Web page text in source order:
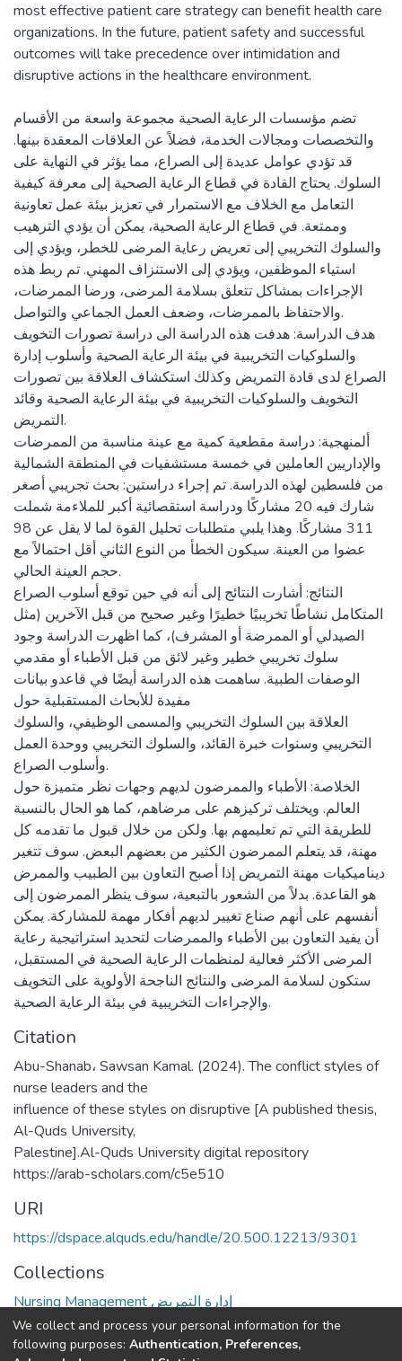
most effective patient care strategy can benefit health care
organizations. In the future, patient safety and successful
outcomes will take precedence over intimidation and
تضم مؤسسات الرعاية الصحية مجموعة واسعة من الأقسام
والتخصصات ومجالات الخدمة، فضلاً عن العلاقات المعقدة بينها.
قد تؤدي عوامل عديدة إلى الصراع، مما يؤثر في النهاية على
السلوك. يحتاج القادة في قطاع الرعاية الصحية إلى معرفة كيفية
التعامل مع الخلاف مع الاستمرار في تعزيز بيئة عمل تعاونية
وممتعة. في قطاع الرعاية الصحية، يمكن أن يؤدي الترهيب
والسلوك التخريبي إلى تعريض رعاية المرضى للخطر، ويؤدي إلى
استياء الموظفين، ويؤدي إلى الاستنزاف المهني. تم ربط هذه
الإجراءات بمشاكل تتعلق بسلامة المرضى، ورضا الممرضات،
والاحتفاظ بالممرضات، وضعف العمل الجماعي والتواصل.
هدف الدراسة: هدفت هذه الدراسة الى دراسة تصورات التخويف
والسلوكيات التخريبية في بيئة الرعاية الصحية وأسلوب إدارة
الصراع لدى قادة التمريض وكذلك استكشاف العلاقة بين تصورات
التخويف والسلوكيات التخريبية في بيئة الرعاية الصحية وقائد
التمريض.
ألمنهجية: دراسة مقطعية كمية مع عينة مناسبة من الممرضات
والإداريين العاملين في خمسة مستشفيات في المنطقة الشمالية
من فلسطين لهذه الدراسة. تم إجراء دراستين: بحث تجريبي أصغر
شارك فيه 20 مشاركًا ودراسة استقصائية أكبر للملاءمة شملت
311 مشاركًا. وهذا يلبي متطلبات تحليل القوة لما لا يقل عن 98
عضوا من العينة. سيكون الخطأ من النوع الثاني أقل احتمالاً مع
حجم العينة الحالي.
النتائج: أشارت النتائج إلى أنه في حين توقع أسلوب الصراع
المتكامل نشاطًا تخريبيًا خطيرًا وغير صحيح من قبل الآخرين (مثل
الصيدلي أو الممرضة أو المشرف)، كما اظهرت الدراسة وجود
سلوك تخريبي خطير وغير لائق من قبل الأطباء أو مقدمي
الوصفات الطبية. ساهمت هذه الدراسة أيضًا في قاعدو بيانات
مفيدة للأبحاث المستقبلية حول
العلاقة بين السلوك التخريبي والمسمى الوظيفي، والسلوك
التخريبي وسنوات خبرة القائد، والسلوك التخريبي ووحدة العمل
وأسلوب الصراع.
الخلاصة: الأطباء والممرضون لديهم وجهات نظر متميزة حول
العالم. ويختلف تركيزهم على مرضاهم، كما هو الحال بالنسبة
للطريقة التي تم تعليمهم بها. ولكن من خلال قبول ما تقدمه كل
مهنة، قد يتعلم الممرضون الكثير من بعضهم البعض. سوف تتغير
ديناميكيات مهنة التمريض إذا أصبح التعاون بين الطبيب والممرض
هو القاعدة. بدلاً من الشعور بالتبعية، سوف ينظر الممرضون إلى
أنفسهم على أنهم صناع تغيير لديهم أفكار مهمة للمشاركة. يمكن
أن يفيد التعاون بين الأطباء والممرضات لتحديد استراتيجية رعاية
المرضى الأكثر فعالية لمنظمات الرعاية الصحية في المستقبل،
ستكون لسلامة المرضى والنتائج الناجحة الأولوية على التخويف
والإجراءات التخريبية في بيئة الرعاية الصحية.
Citation
Abu-Shanab، Sawsan Kamal. (2024). The conflict styles of
nurse leaders and the
influence of these styles on disruptive [A published thesis,
Al-Quds University,
Palestine].Al-Quds University digital repository
https://arab-scholars.com/c5e510
URI
https://dspace.alquds.edu/handle/20.500.12213/9301
Collections
Nursing Management إدارة التمريض
Full item page
We collect and process your personal information for the
following purposes: Authentication, Preferences,